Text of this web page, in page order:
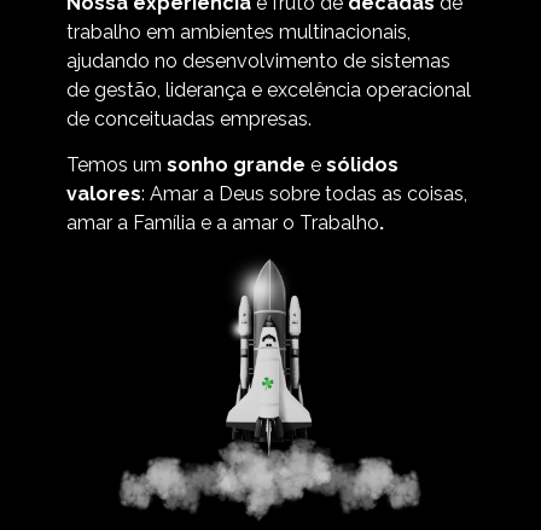
trabalho em ambientes multinacionais,
ajudando no desenvolvimento de sistemas
de gestão, liderança e excelência operacional
de conceituadas empresas.
Temos um sonho grande e sólidos
valores: Amar a Deus sobre todas as coisas,
amar a Família e a amar o Trabalho.